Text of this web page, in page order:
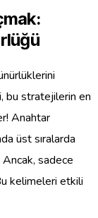
bu stratejilerin en
Anahtar
üst sıralarda
Ancak, sadece
kelimeleri etkili